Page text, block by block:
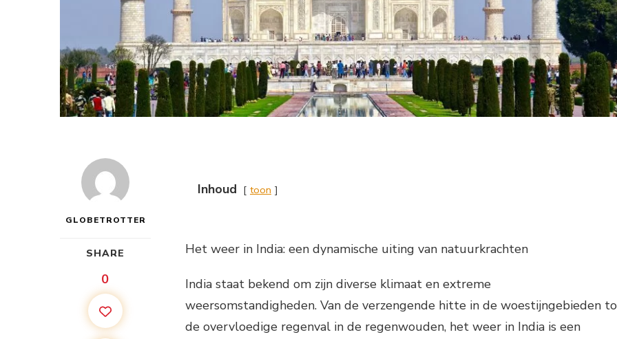
GLOBETROTTER
SHARE
0
Inhoud toon
Het weer in India: een dynamische uiting van natuurkrachten
India staat bekend om zijn diverse klimaat en extreme
weersomstandigheden. Van de verzengende hitte in de woestijngebieden
de overvloedige regenval in de regenwouden, het weer in India is een